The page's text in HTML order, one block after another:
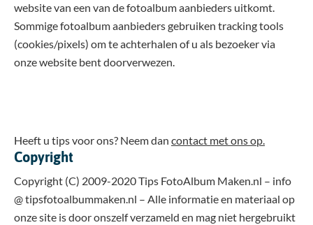
website van een van de fotoalbum aanbieders uitkomt.
Sommige fotoalbum aanbieders gebruiken tracking tools
(cookies/pixels) om te achterhalen of u als bezoeker via
onze website bent doorverwezen.
Heeft u tips voor ons? Neem dan contact met ons op.
Copyright
Copyright (C) 2009-2020 Tips FotoAlbum Maken.nl – info
@ tipsfotoalbummaken.nl – Alle informatie en materiaal op
onze site is door onszelf verzameld en mag niet hergebruikt